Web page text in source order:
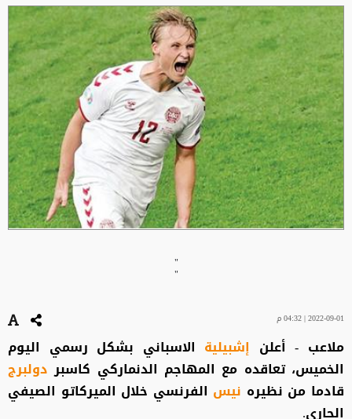
"
"
2022-09-01 | 04:32 م
ملاعب - أعلن إشبيلية الاسباني بشكل رسمي اليوم
الخميس، تعاقده مع المهاجم الدنماركي كاسبردولبرج
قادما من نظيره نيس الفرنسي خلال الميركاتو الصيفي
الجاري.